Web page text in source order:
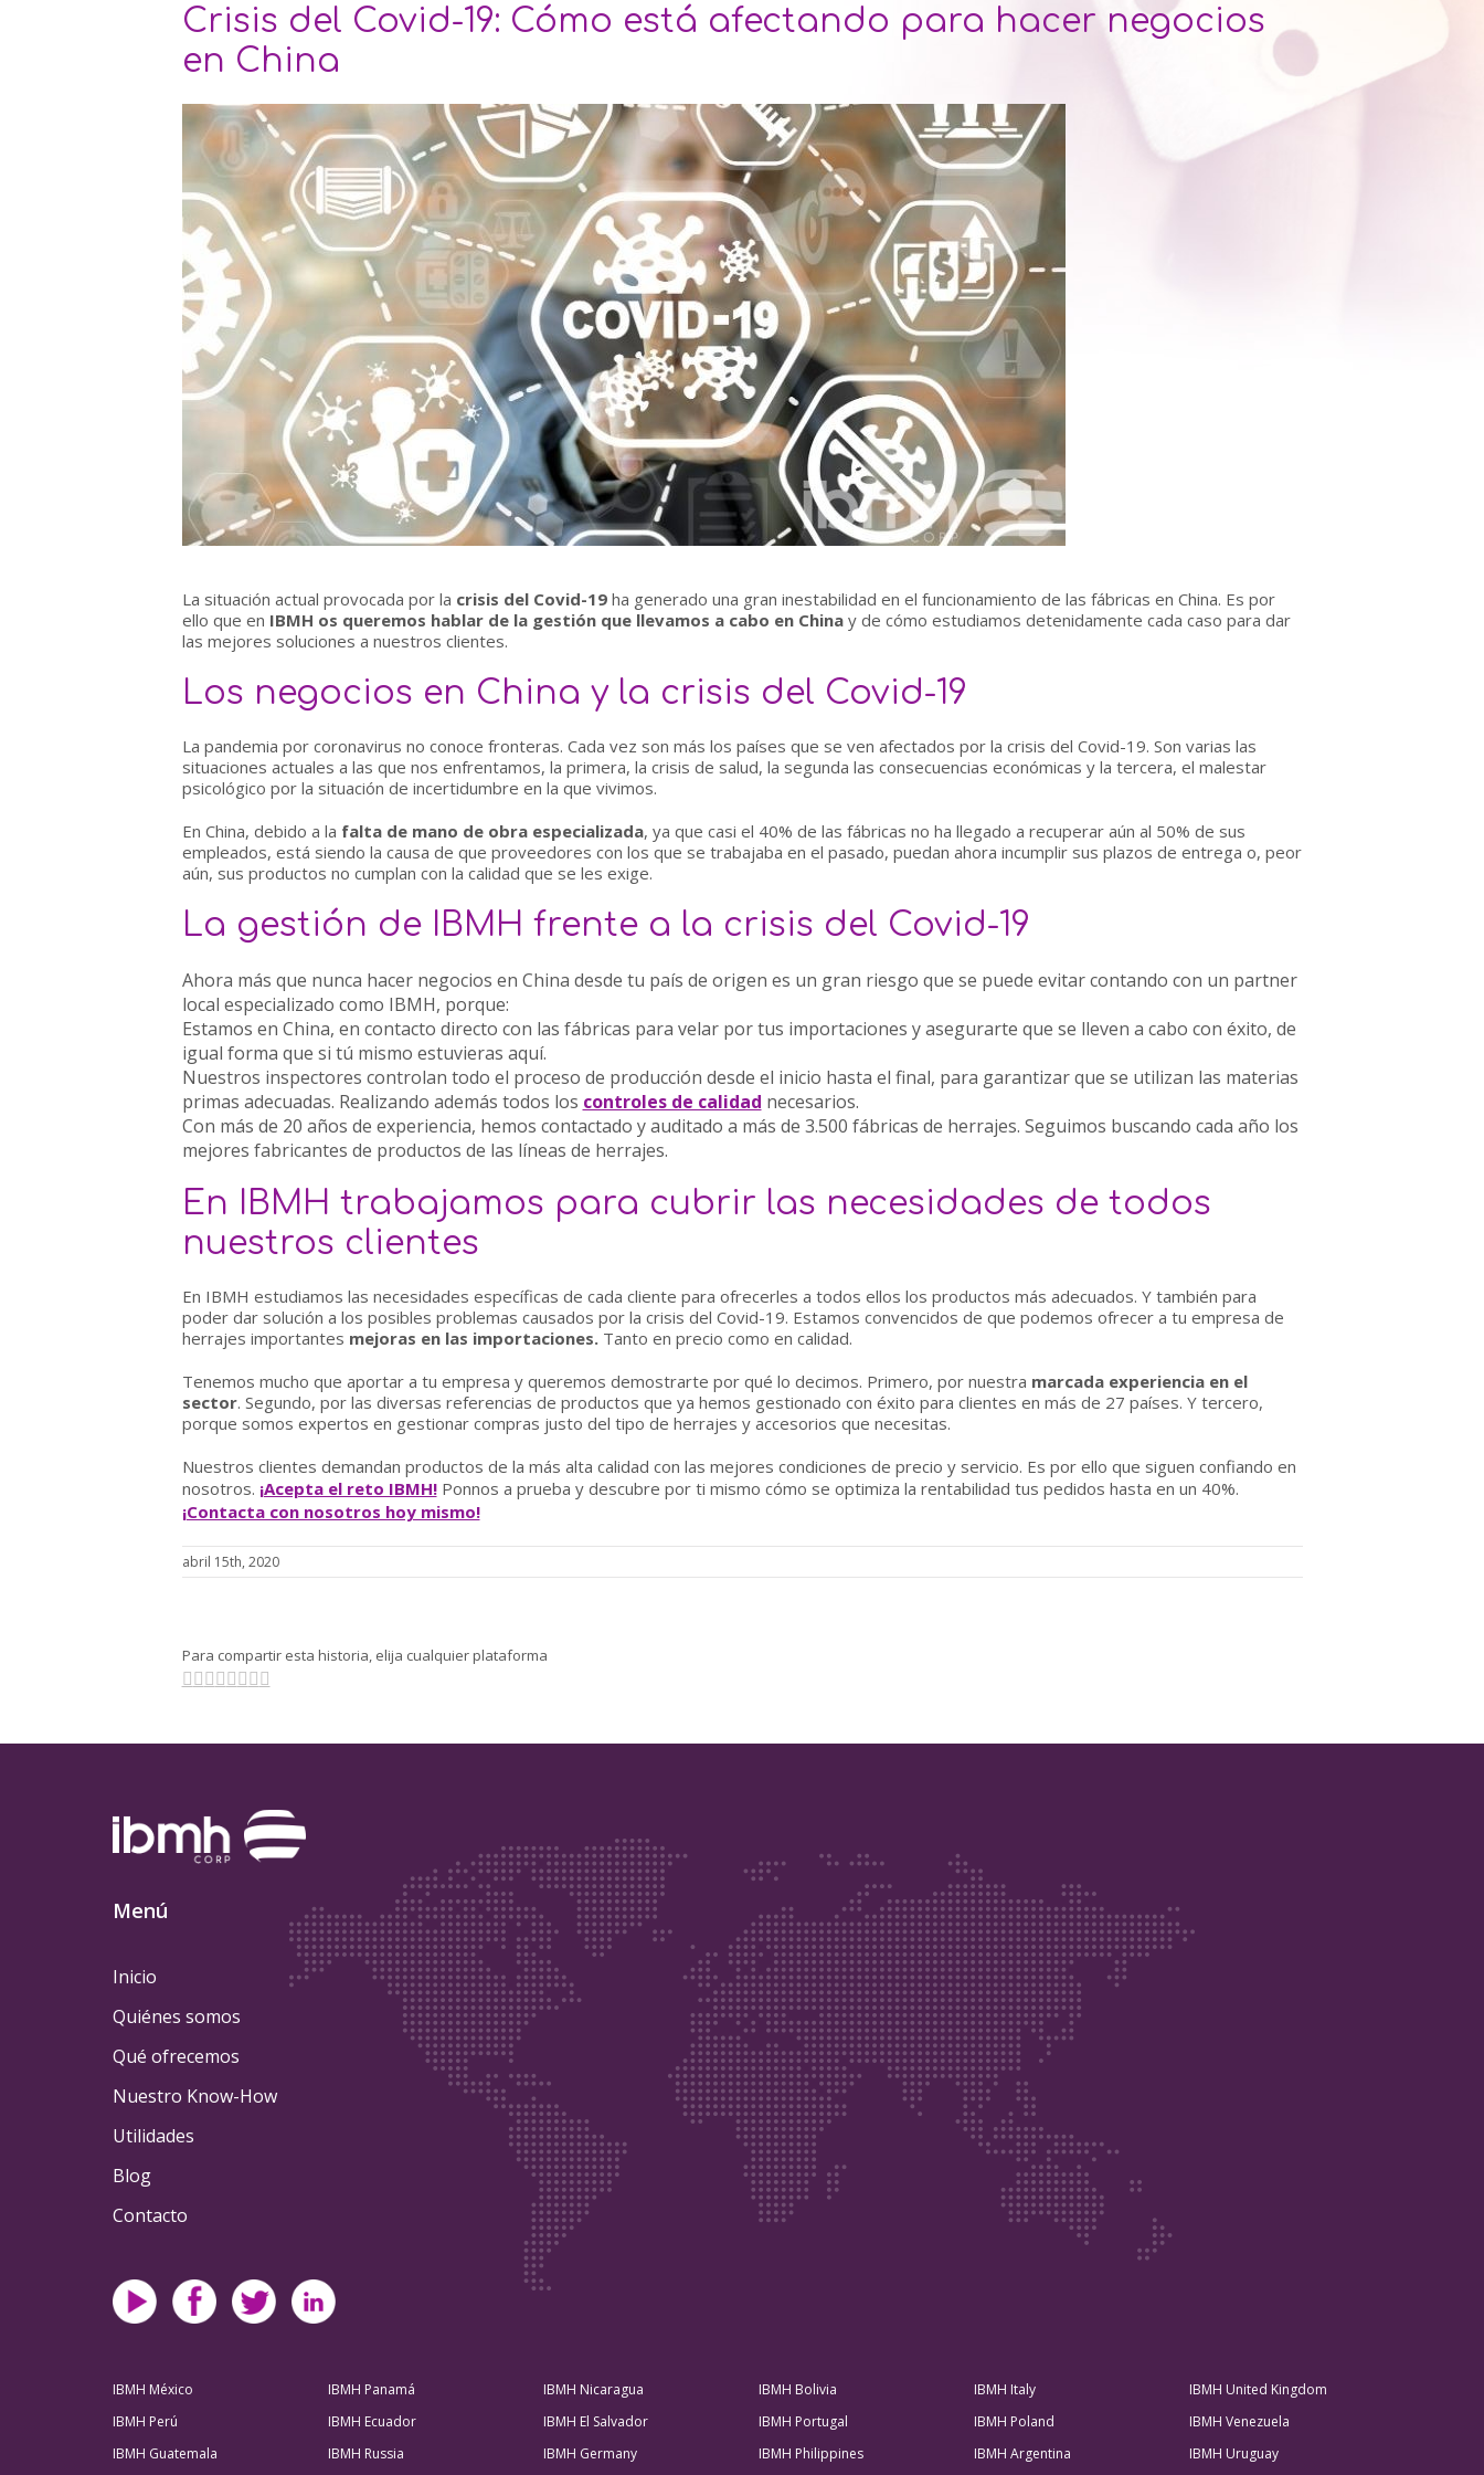
Crisis del Covid-19: Cómo está afectando para hacer negocios
en China
La situación actual provocada por la crisis del Covid-19ha generado una gran inestabilidad en el funcionamiento de las fábricas en China. Es por
ello que en IBMH os queremos hablar de la gestión que llevamos a cabo en Chinay de cómo estudiamos detenidamente cada caso para dar
las mejores soluciones a nuestros clientes.
Los negocios en China y la crisis del Covid-19
La pandemia por coronavirus no conoce fronteras. Cada vez son más los países que se ven afectados por la crisis del Covid-19. Son varias las
situaciones actuales a las que nos enfrentamos, la primera, la crisis de salud, la segunda las consecuencias económicas y la tercera, el malestar
psicológico por la situación de incertidumbre en la que vivimos.
En China, debido a la falta de mano de obra especializada, ya que casi el 40% de las fábricas no ha llegado a recuperar aún al 50% de sus
empleados, está siendo la causa de que proveedores con los que se trabajaba en el pasado, puedan ahora incumplir sus plazos de entrega o, peor
aún, sus productos no cumplan con la calidad que se les exige.
La gestión de IBMH frente a la crisis del Covid-19
Ahora más que nunca hacer negocios en China desde tu país de origen es un gran riesgo que se puede evitar contando con un partner
local especializado como IBMH, porque:
Estamos en China, en contacto directo con las fábricas para velar por tus importaciones y asegurarte que se lleven a cabo con éxito, de
igual forma que si tú mismo estuvieras aquí.
Nuestros inspectores controlan todo el proceso de producción desde el inicio hasta el final, para garantizar que se utilizan las materias
primas adecuadas. Realizando además todos los controles de calidad necesarios.
Con más de 20 años de experiencia, hemos contactado y auditado a más de 3.500 fábricas de herrajes. Seguimos buscando cada año los
mejores fabricantes de productos de las líneas de herrajes.
En IBMH trabajamos para cubrir las necesidades de todos
nuestros clientes
En IBMH estudiamos las necesidades específicas de cada cliente para ofrecerles a todos ellos los productos más adecuados. Y también para
poder dar solución a los posibles problemas causados por la crisis del Covid-19. Estamos convencidos de que podemos ofrecer a tu empresa de
herrajes importantes mejoras en las importaciones.Tanto en precio como en calidad.
Tenemos mucho que aportar a tu empresa y queremos demostrarte por qué lo decimos. Primero, por nuestra marcada experiencia en el
sector. Segundo, por las diversas referencias de productos que ya hemos gestionado con éxito para clientes en más de 27 países. Y tercero,
porque somos expertos en gestionar compras justo del tipo de herrajes y accesorios que necesitas.
Nuestros clientes demandan productos de la más alta calidad con las mejores condiciones de precio y servicio. Es por ello que siguen confiando en
nosotros. ¡Acepta el reto IBMH!Ponnos a prueba y descubre por ti mismo cómo se optimiza la rentabilidad tus pedidos hasta en un 40%.
¡Contacta con nosotros hoy mismo!
abril 15th, 2020
Para compartir esta historia, elija cualquier plataforma
Facebook
Twitter
Linkedin
Reddit
Tumblr
Pinterest
Vk
Menú
Inicio
Quiénes somos
Qué ofrecemos
Nuestro Know-How
Utilidades
Blog
Contacto
IBMH México IBMH Panamá IBMH Nicaragua IBMH Bolivia IBMH Italy
IBMH United Kingdom
IBMH Perú
IBMH Ecuador IBMH El Salvador IBMH Portugal IBMH Poland
IBMH Venezuela
IBMH Guatemala
IBMH Russia IBMH Germany IBMH Philippines IBMH Argentina IBMH Uruguay